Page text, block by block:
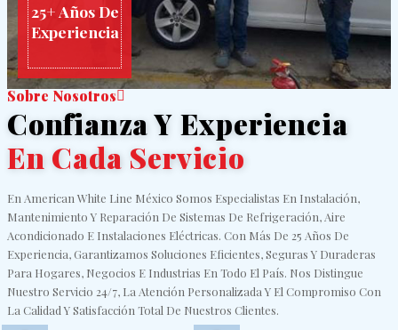
25+ Años De
Experiencia
Sobre Nosotros
Confianza Y Experiencia
En Cada Servicio
En American White Line México Somos Especialistas En Instalación,
Mantenimiento Y Reparación De Sistemas De Refrigeración, Aire
Acondicionado E Instalaciones Eléctricas. Con Más De 25 Años De
Experiencia, Garantizamos Soluciones Eficientes, Seguras Y Duraderas
Para Hogares, Negocios E Industrias En Todo El País. Nos Distingue
Nuestro Servicio 24/7, La Atención Personalizada Y El Compromiso Con
La Calidad Y Satisfacción Total De Nuestros Clientes.